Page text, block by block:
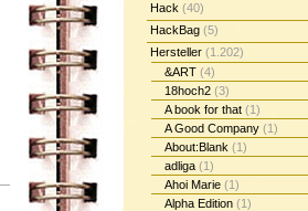
Hack (40)
HackBag (5)
Hersteller (1.202)
&ART (4)
18hoch2 (3)
A book for that (1)
A Good Company (1)
About:Blank (1)
adliga (1)
Ahoi Marie (1)
Alpha Edition (1)